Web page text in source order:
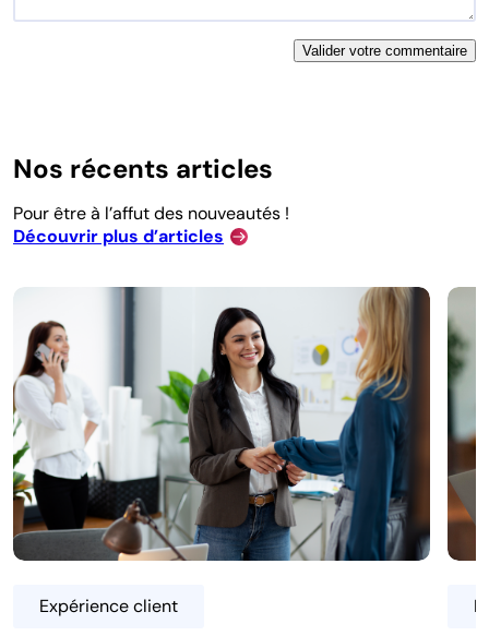
Nos récents articles
Pour être à l’affut des nouveautés !
Découvrir plus d’articles
Expérience client